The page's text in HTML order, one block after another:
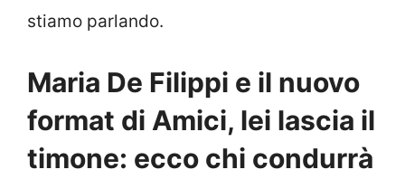
stiamo parlando.
Maria De Filippi e il nuovo
format di Amici, lei lascia il
timone: ecco chi condurrà